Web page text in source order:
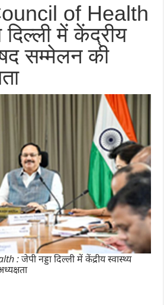
of Health
में केंद्रीय
सम्मेलन की
: जेपी नड्डा दिल्ली में केंद्रीय स्वास्थ्य